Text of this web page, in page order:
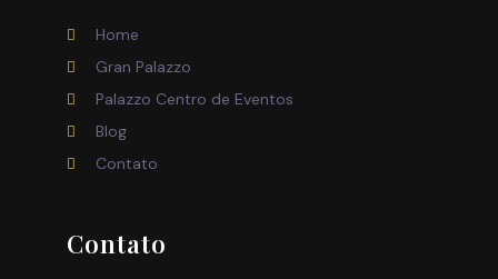
Home
Gran Palazzo
Palazzo Centro de Eventos
Blog
Contato
Contato